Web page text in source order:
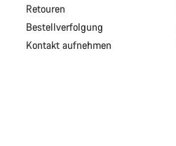
Retouren
Bestellverfolgung
Kontakt aufnehmen